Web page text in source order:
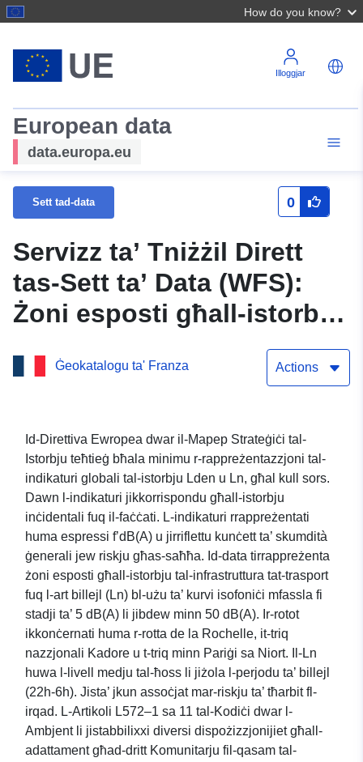
How do you know?
Illoggjar
European data
data.europa.eu
Sett tad-data 0
Servizz ta’ Tniżżil Dirett
tas-Sett ta’ Data (WFS):
Żoni esposti għall-istorbju
tat-triq dipartimentali 611
minn Niort sa Frontenay
Crèche sa Parthenay billejl
(Ln) f’Deux-Sèvres
Ġeokatalogu ta' Franza Actions
Id-Direttiva Ewropea dwar il-Mapep Strateġiċi tal-
Istorbju teħtieġ bħala minimu r-rappreżentazzjoni tal-
indikaturi globali tal-istorbju Lden u Ln, għal kull sors.
Dawn l-indikaturi jikkorrispondu għall-istorbju
inċidentali fuq il-faċċati. L-indikaturi rrappreżentati
huma espressi f’dB(A) u jirriflettu kunċett ta’ skumdità
ġenerali jew riskju għas-saħħa. Id-data tirrappreżenta
żoni esposti għall-istorbju tal-infrastruttura tat-trasport
fuq l-art billejl (Ln) bl-użu ta’ kurvi isofoniċi mfassla fi
stadji ta’ 5 dB(A) li jibdew minn 50 dB(A). Ir-rotot
ikkonċernati huma r-rotta de la Rochelle, it-triq
nazzjonali Kadore u t-triq minn Pariġi sa Niort. Il-Ln
huwa l-livell medju tal-ħoss li jiżola l-perjodu ta’ billejl
(22h-6h). Jista’ jkun assoċjat mar-riskju ta’ tħarbit fl-
irqad. L-Artikoli L572–1 sa 11 tal-Kodiċi dwar l-
Ambjent li jistabbilixxi diversi dispożizzjonijiet għall-
adattament għad-dritt Komunitarju fil-qasam tal-